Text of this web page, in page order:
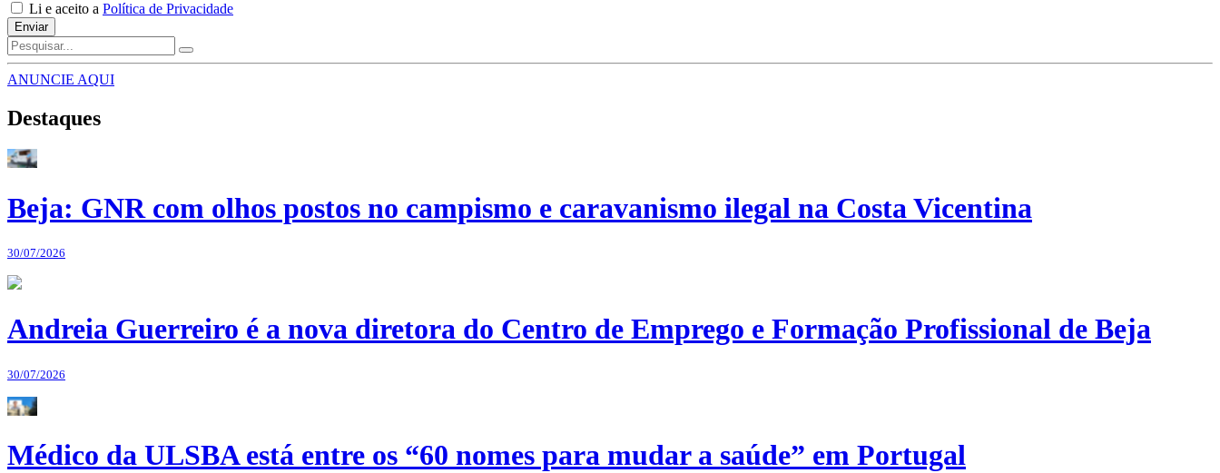
Li e aceito a Política de Privacidade
Enviar
ANUNCIE AQUI
Destaques
Beja: GNR com olhos postos no campismo e caravanismo ilegal na Costa Vicentina
30/07/2026
Andreia Guerreiro é a nova diretora do Centro de Emprego e Formação Profissional de Beja
30/07/2026
Médico da ULSBA está entre os “60 nomes para mudar a saúde” em Portugal